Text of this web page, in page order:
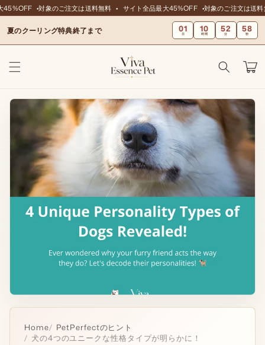
ンツに
スキッ
プ
対象のご注文は送料無料 サイト全品最大45%OFF 対象のご注文は送料
夏のクーリング特典終了まで 01
日
10
時間
52
分
57
秒
ー
Home
PetPerfectのヒント
犬の4つのユニークな性格タイプが明らかに！